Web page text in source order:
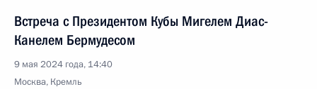
Встреча с Президентом Кубы Мигелем Диас-
Канелем Бермудесом
9 мая 2024 года, 14:40
Москва, Кремль